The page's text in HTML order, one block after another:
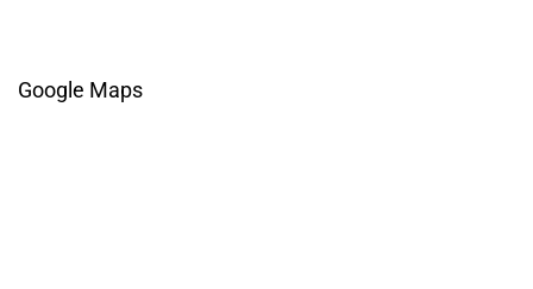
Google Maps